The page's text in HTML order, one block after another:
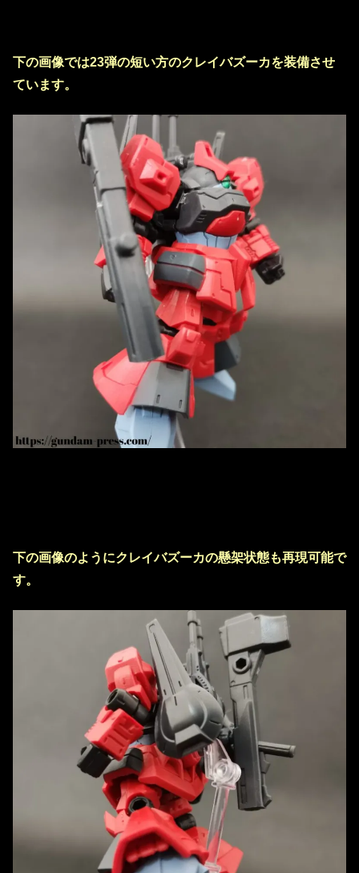
下の画像では23弾の短い方のクレイバズーカを装備させ
ています。
下の画像のようにクレイバズーカの懸架状態も再現可能で
す。